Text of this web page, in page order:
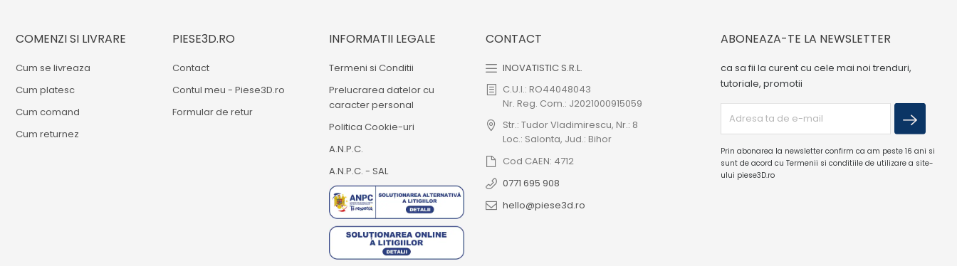
COMENZI SI LIVRARE
Cum se livreaza
Cum platesc
Cum comand
Cum returnez
PIESE3D.RO
Contact
Contul meu - Piese3D.ro
Formular de retur
INFORMATII LEGALE
Termeni si Conditii
Prelucrarea datelor cu
caracter personal
Politica Cookie-uri
A.N.P.C.
A.N.P.C. - SAL
CONTACT
INOVATISTIC S.R.L.
C.U.I.: RO44048043
Nr. Reg. Com.: J2021000915059
Str.: Tudor Vladimirescu, Nr.: 8
Loc.: Salonta, Jud.: Bihor
Cod CAEN: 4712
0771 695 908
hello@piese3d.ro
ABONEAZA-TE LA NEWSLETTER
ca sa fii la curent cu cele mai noi trenduri,
tutoriale, promotii
Prin abonarea la newsletter confirm ca am peste 16 ani si
sunt de acord cu Termenii si conditiile de utilizare a site-
ului piese3D.ro